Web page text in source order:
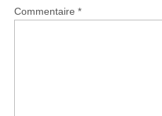
Commentaire *